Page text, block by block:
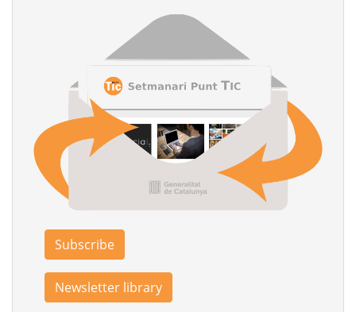
Subscribe
Newsletter library